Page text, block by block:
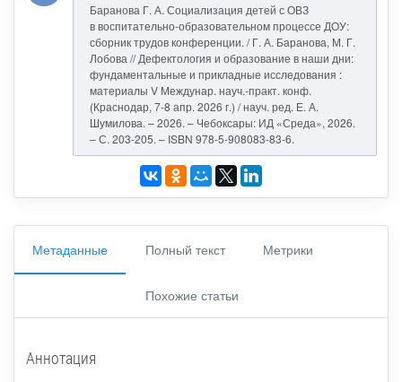
Баранова Г. А. Социализация детей с ОВЗ
в воспитательно-образовательном процессе ДОУ:
сборник трудов конференции. / Г. А. Баранова, М. Г.
Лобова // Дефектология и образование в наши дни:
фундаментальные и прикладные исследования :
материалы V Междунар. науч.-практ. конф.
(Краснодар, 7-8 апр. 2026 г.) / науч. ред. Е. А.
Шумилова. – 2026. – Чебоксары: ИД «Среда», 2026.
– С. 203-205. – ISBN 978-5-908083-83-6.
Метаданные Полный текст Метрики
Похожие статьи
Аннотация